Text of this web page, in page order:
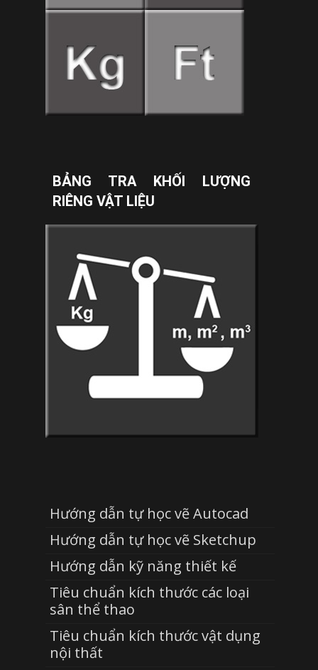
BẢNG TRA KHỐI LƯỢNG
RIÊNG VẬT LIỆU
Hướng dẫn tự học vẽ Autocad
Hướng dẫn tự học vẽ Sketchup
Hướng dẫn kỹ năng thiết kế
Tiêu chuẩn kích thước các loại
sân thể thao
Tiêu chuẩn kích thước vật dụng
nội thất